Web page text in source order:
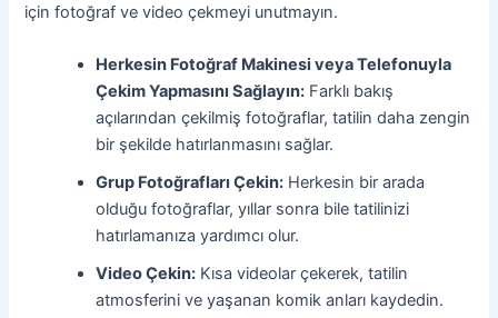
için fotoğraf ve video çekmeyi unutmayın.
Herkesin Fotoğraf Makinesi veya Telefonuyla
Çekim Yapmasını Sağlayın: Farklı bakış
açılarından çekilmiş fotoğraflar, tatilin daha zengin
bir şekilde hatırlanmasını sağlar.
Grup Fotoğrafları Çekin: Herkesin bir arada
olduğu fotoğraflar, yıllar sonra bile tatilinizi
hatırlamanıza yardımcı olur.
Video Çekin: Kısa videolar çekerek, tatilin
atmosferini ve yaşanan komik anları kaydedin.